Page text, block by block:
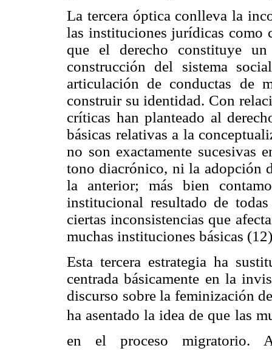
La tercera óptica conlleva la
las instituciones jurídicas como
que el derecho constituye
construcción del sistema
articulación de conductas de
construir su identidad. Con
críticas han planteado al
básicas relativas a la
no son exactamente sucesivas
tono diacrónico, ni la adopción
la anterior; más bien
institucional resultado de
ciertas inconsistencias que
muchas instituciones básicas
Esta tercera estrategia ha
centrada básicamente en la
discurso sobre la feminización
ha asentado la idea de que las
en el proceso migratorio.